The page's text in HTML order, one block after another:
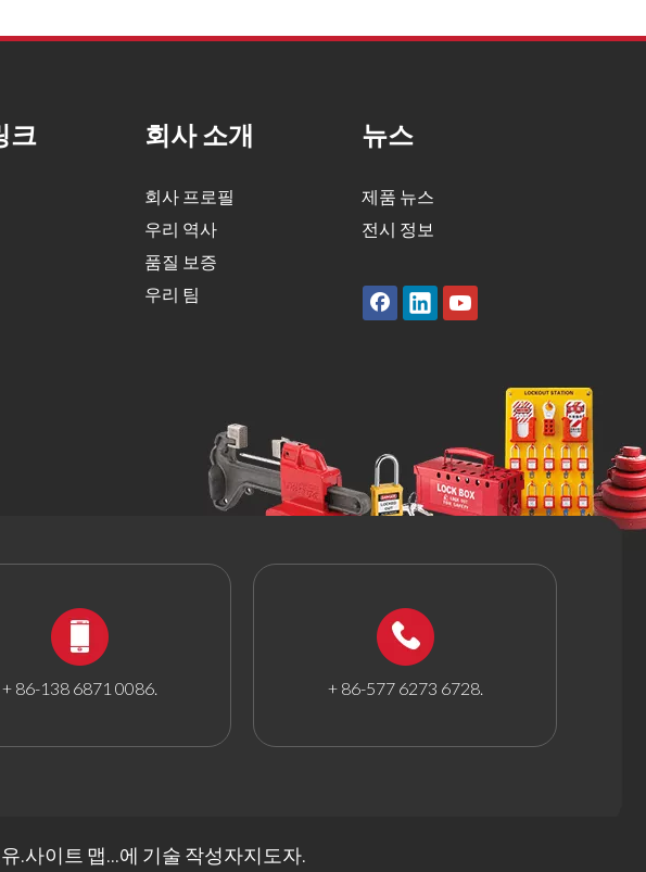
크 회사 소개
회사 프로필
우리 역사
품질 보증
우리 팀
뉴스
제품 뉴스
전시 정보
+ 86-138 6871 0086. + 86-577 6273 6728.
.사이트 맵...에 기술 작성자지도자.